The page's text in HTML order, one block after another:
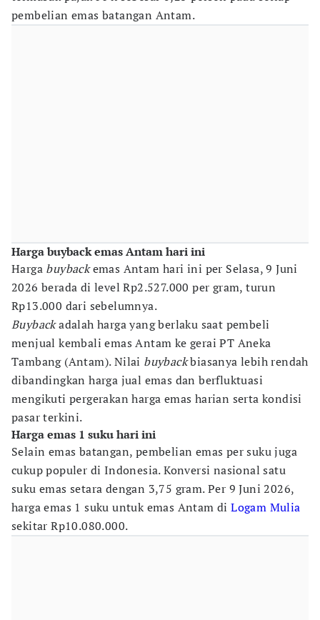
pembelian emas batangan Antam.
Harga buyback emas Antam hari ini
Harga buybackemas Antam hari ini per Selasa, 9 Juni
2026 berada di level Rp2.527.000 per gram, turun
Rp13.000 dari sebelumnya.
Buybackadalah harga yang berlaku saat pembeli
menjual kembali emas Antam ke gerai PT Aneka
Tambang (Antam). Nilai buybackbiasanya lebih rendah
dibandingkan harga jual emas dan berfluktuasi
mengikuti pergerakan harga emas harian serta kondisi
pasar terkini.
Harga emas 1 suku hari ini
Selain emas batangan, pembelian emas per suku juga
cukup populer di Indonesia. Konversi nasional satu
suku emas setara dengan 3,75 gram. Per 9 Juni 2026,
harga emas 1 suku untuk emas Antam diLogam Mulia
sekitar Rp10.080.000.